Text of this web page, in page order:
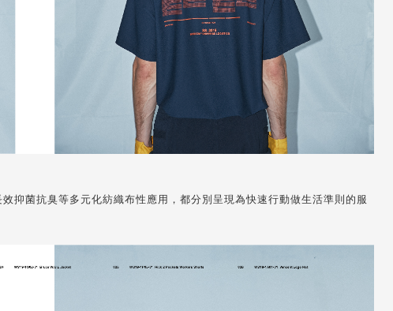
菌抗臭等多元化紡織布性應用，都分別呈現為快速行動做生活準則的服